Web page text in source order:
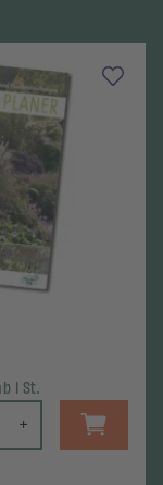
1 St.
+